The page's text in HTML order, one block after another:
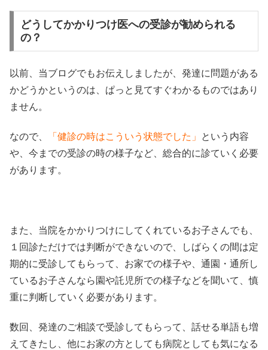
どうしてかかりつけ医への受診が勧められる
の？
以前、当ブログでもお伝えしましたが、発達に問題がある
かどうかというのは、ぱっと見てすぐわかるものではあり
ません。
なので、 「健診の時はこういう状態でした」
という内容
や、今までの受診の時の様子など、総合的に診ていく必要
があります。
また、当院をかかりつけにしてくれているお子さんでも、
１回診ただけでは判断ができないので、しばらくの間は定
期的に受診してもらって、お家での様子や、通園・通所し
ているお子さんなら園や託児所での様子などを聞いて、慎
重に判断していく必要があります。
数回、発達のご相談で受診してもらって、話せる単語も増
えてきたし、他にお家の方としても病院としても気になる